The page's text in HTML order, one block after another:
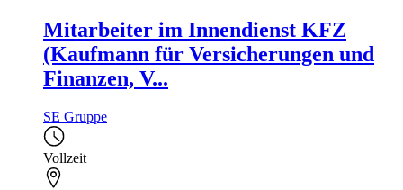
Mitarbeiter im Innendienst KFZ
(Kaufmann für Versicherungen und
Finanzen, V...
SE Gruppe
Vollzeit